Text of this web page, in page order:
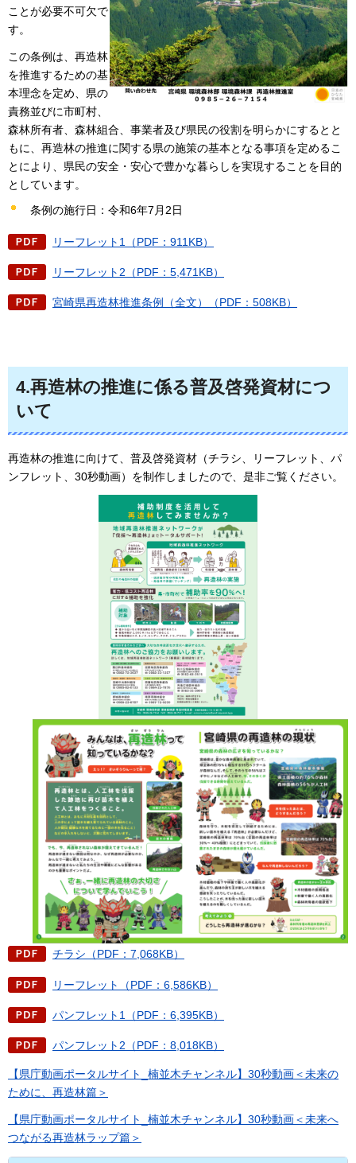
ことが必要不可欠で
す。
この条例は、再造林
を推進するための基
本理念を定め、県の
責務並びに市町村、
森林所有者、森林組合、事業者及び県民の役割を明らかにするとと
もに、再造林の推進に関する県の施策の基本となる事項を定めるこ
とにより、県民の安全・安心で豊かな暮らしを実現することを目的
としています。
条例の施行日：令和6年7月2日
リーフレット1（PDF：911KB）
リーフレット2（PDF：5,471KB）
宮崎県再造林推進条例（全文）（PDF：508KB）
4.再造林の推進に係る普及啓発資材につ
いて
再造林の推進に向けて、普及啓発資材（チラシ、リーフレット、パ
ンフレット、30秒動画）を制作しましたので、是非ご覧ください。
チラシ（PDF：7,068KB）
リーフレット（PDF：6,586KB）
パンフレット1（PDF：6,395KB）
パンフレット2（PDF：8,018KB）
【県庁動画ポータルサイト_楠並木チャンネル】30秒動画＜未来の
ために、再造林篇＞
【県庁動画ポータルサイト_楠並木チャンネル】30秒動画＜未来へ
つながる再造林ラップ篇＞